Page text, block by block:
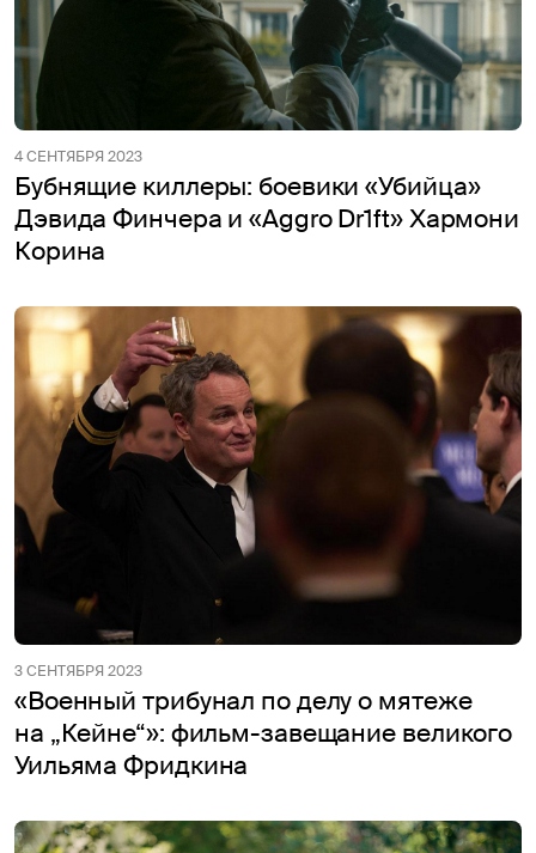
4 СЕНТЯБРЯ 2023
Бубнящие киллеры: боевики «Убийца»
Дэвида Финчера и «Aggro Dr1ft» Хармони
Корина
3 СЕНТЯБРЯ 2023
«Военный трибунал по делу о мятеже
на „Кейне“»: фильм-завещание великого
Уильяма Фридкина